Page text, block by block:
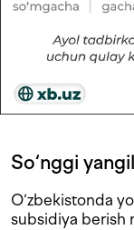
So‘nggi
O‘zbekistonda
subsidiya berish